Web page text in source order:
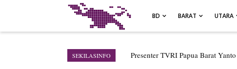
BD BARAT UTARA
SEKILASINFO
Air Terjun Memti Pesona